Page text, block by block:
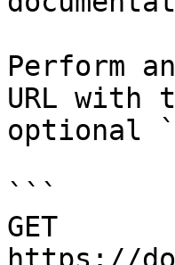
Perform
URL with
optional
```
GET